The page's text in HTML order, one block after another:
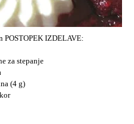
POSTOPEK IZDELAVE:
za stepanje
(4 g)